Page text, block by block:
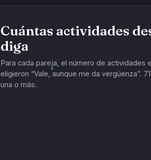
Cuántas actividades
diga
Para cada pareja, el número de
eligieron “Vale, aunque me da vergüenza”.
una o más.